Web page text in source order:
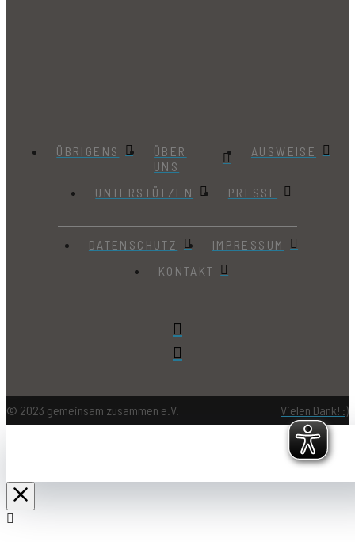
ÜBRIGENS
ÜBER
UNS
AUSWEISE
UNTERSTÜTZEN PRESSE
DATENSCHUTZ
IMPRESSUM
KONTAKT
© 2023 gemeinsam zusammen e.V. Vielen Dank! :)